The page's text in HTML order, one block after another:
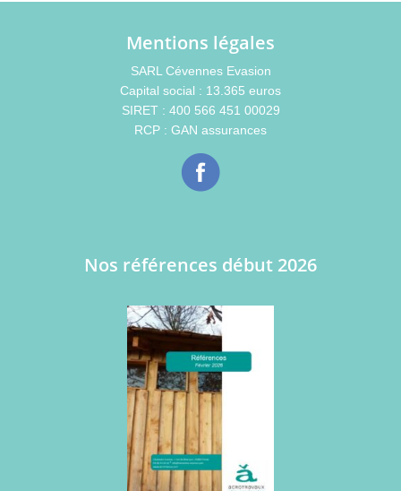
Mentions légales
SARL Cévennes Evasion
Capital social : 13.365 euros
SIRET : 400 566 451 00029
RCP : GAN assurances
Nos références début 2026